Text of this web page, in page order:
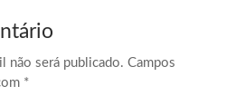
não será publicado. Campos
*